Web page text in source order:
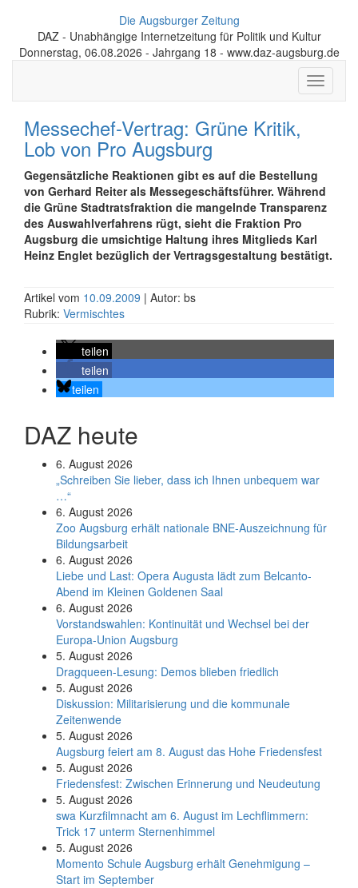
Die Augsburger Zeitung
DAZ - Unabhängige Internetzeitung für Politik und Kultur
Donnerstag, 06.08.2026 - Jahrgang 18 - www.daz-augsburg.de
Toggle
Messechef-Vertrag: Grüne Kritik,
Lob von Pro Augsburg
Gegensätzliche Reaktionen gibt es auf die Bestellung
von Gerhard Reiter als Messegeschäftsführer. Während
die Grüne Stadtratsfraktion die mangelnde Transparenz
des Auswahlverfahrens rügt, sieht die Fraktion Pro
Augsburg die umsichtige Haltung ihres Mitglieds Karl
Heinz Englet bezüglich der Vertragsgestaltung bestätigt.
Artikel vom 10.09.2009 | Autor: bs
Rubrik: Vermischtes
teilen
teilen
teilen
DAZ heute
6. August 2026
„Schreiben Sie lieber, dass ich Ihnen unbequem war
…“
6. August 2026
Zoo Augsburg erhält nationale BNE-Auszeichnung für
Bildungsarbeit
6. August 2026
Liebe und Last: Opera Augusta lädt zum Belcanto-
Abend im Kleinen Goldenen Saal
6. August 2026
Vorstandswahlen: Kontinuität und Wechsel bei der
Europa-Union Augsburg
5. August 2026
Dragqueen-Lesung: Demos blieben friedlich
5. August 2026
Diskussion: Mi­li­ta­ri­sie­rung und die kommunale
Zeitenwende
5. August 2026
Augsburg feiert am 8. August das Hohe Friedensfest
5. August 2026
Friedensfest: Zwischen Erinnerung und Neudeutung
5. August 2026
swa Kurz­film­nacht am 6. August im Lech­flim­mern:
Trick 17 unterm Sternen­himmel
5. August 2026
Momento Schule Augsburg erhält Genehmigung –
Start im September